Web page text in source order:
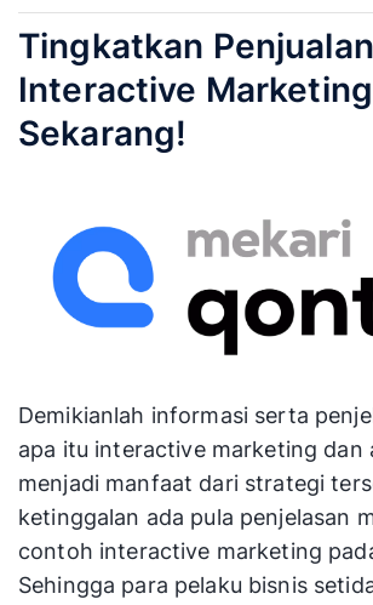
Tingkatkan
Interactive Marketing
Sekarang!
Demikianlah informasi serta
apa itu interactive marketing dan
menjadi manfaat dari strategi
ketinggalan ada pula penjelasan
contoh interactive marketing
Sehingga para pelaku bisnis